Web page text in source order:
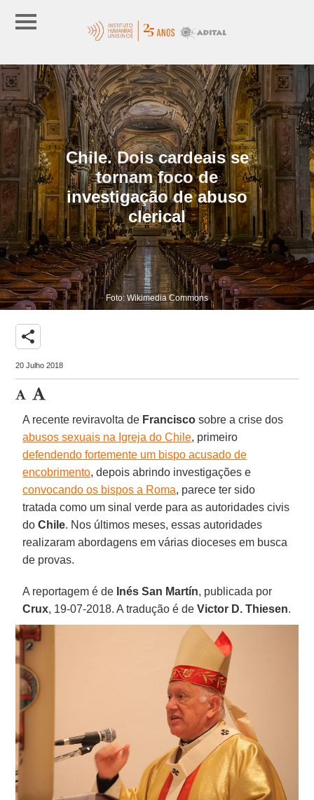
Chile. Dois cardeais se
tornam foco de
investigação de abuso
clerical
Foto: Wikimedia Commons
share
20 Julho 2018
A recente reviravolta de Francisco sobre a crise dos
abusos sexuais na Igreja do Chile, primeiro
defendendo fortemente um bispo acusado de
encobrimento, depois abrindo investigações e
convocando os bispos a Roma, parece ter sido
tratada como um sinal verde para as autoridades civis
doChile. Nos últimos meses, essas autoridades
realizaram abordagens em várias dioceses em busca
de provas.
A reportagem é de Inés San Martín, publicada por
Crux, 19-07-2018. A tradução é deVictor D. Thiesen.